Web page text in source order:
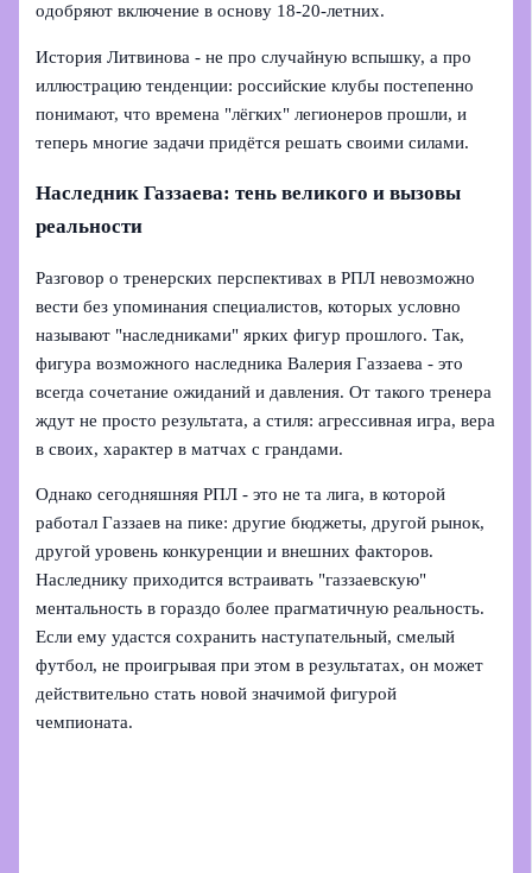
одобряют включение в основу 18-20‑летних.
История Литвинова - не про случайную вспышку, а про
иллюстрацию тенденции: российские клубы постепенно
понимают, что времена "лёгких" легионеров прошли, и
теперь многие задачи придётся решать своими силами.
Наследник Газзаева: тень великого и вызовы
реальности
Разговор о тренерских перспективах в РПЛ невозможно
вести без упоминания специалистов, которых условно
называют "наследниками" ярких фигур прошлого. Так,
фигура возможного наследника Валерия Газзаева - это
всегда сочетание ожиданий и давления. От такого тренера
ждут не просто результата, а стиля: агрессивная игра, вера
в своих, характер в матчах с грандами.
Однако сегодняшняя РПЛ - это не та лига, в которой
работал Газзаев на пике: другие бюджеты, другой рынок,
другой уровень конкуренции и внешних факторов.
Наследнику приходится встраивать "газзаевскую"
ментальность в гораздо более прагматичную реальность.
Если ему удастся сохранить наступательный, смелый
футбол, не проигрывая при этом в результатах, он может
действительно стать новой значимой фигурой
чемпионата.